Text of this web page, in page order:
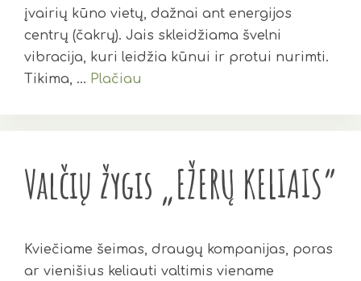
įvairių kūno vietų, dažnai ant energijos
centrų (čakrų). Jais skleidžiama švelni
vibracija, kuri leidžia kūnui ir protui nurimti.
Tikima, … Plačiau
Valčių žygis „EŽERŲ KELIAIS”
Kviečiame šeimas, draugų kompanijas, poras
ar vienišius keliauti valtimis viename